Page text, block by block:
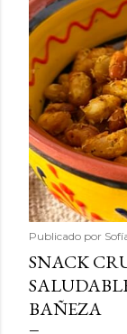
Publicado por
SNACK
BAÑEZA